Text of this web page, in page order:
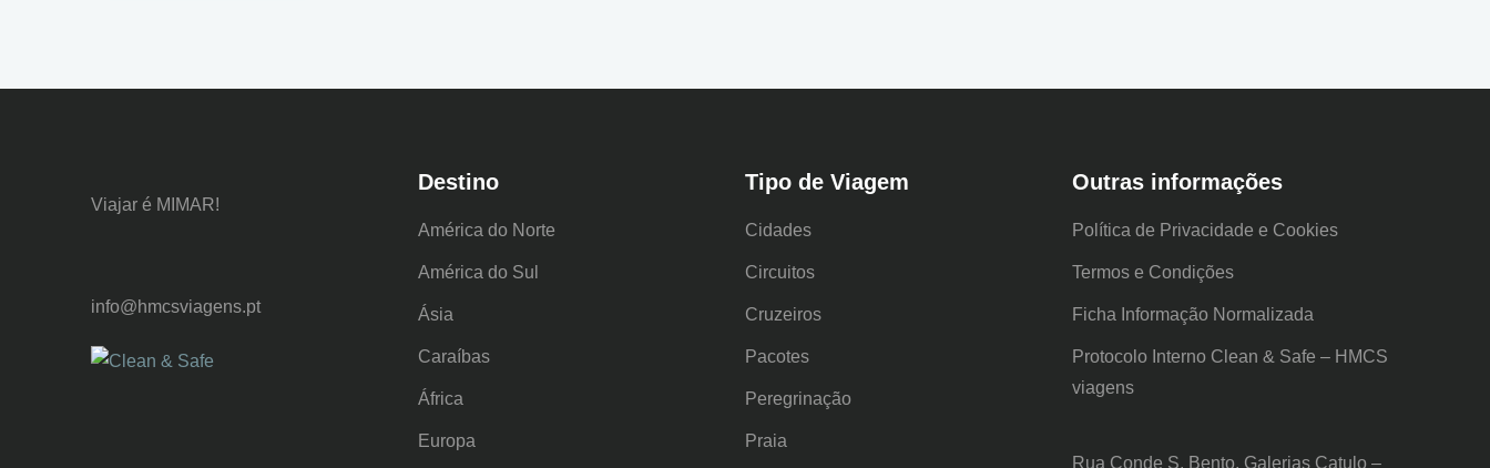
Viajar é MIMAR!
info@hmcsviagens.pt
Destino
América do Norte
América do Sul
Ásia
Caraíbas
África
Europa
Tipo de Viagem
Cidades
Circuitos
Cruzeiros
Pacotes
Peregrinação
Praia
Outras informações
Política de Privacidade e Cookies
Termos e Condições
Ficha Informação Normalizada
Protocolo Interno Clean & Safe – HMCS
viagens
Rua Conde S. Bento, Galerias Catulo –